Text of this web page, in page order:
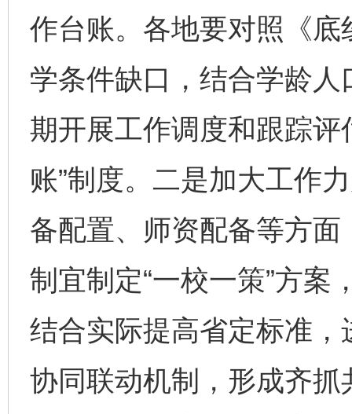
作台账。各地要对照《
学条件缺口，结合学龄
期开展工作调度和跟踪评
账”制度。二是加大工作
备配置、师资配备等方
制宜制定“一校一策”方案
结合实际提高省定标准
协同联动机制，形成齐
完善运行机制助力责任有效落实 一纸欠
东山县通报“牛蛙产品抗生素超标问题”